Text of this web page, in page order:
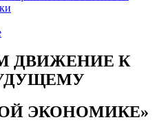
ДВИЖЕНИЕ К
ЭКОНОМИКЕ»